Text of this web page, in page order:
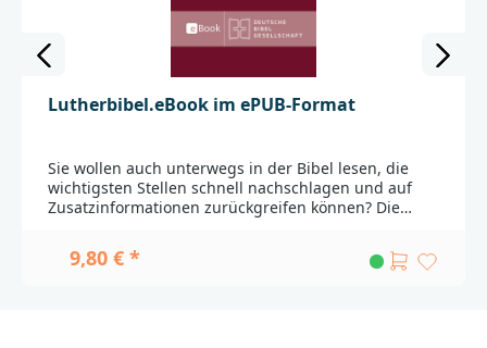
Lutherbibel.eBook im ePUB-Format
Sie wollen auch unterwegs in der Bibel lesen, die
wichtigsten Stellen schnell nachschlagen und auf
Zusatzinformationen zurückgreifen können? Die
vollständigen Bibeltext mitsamt allen Verweisstellen
und Anmerkungen zum Text sowie die
9,80 € *